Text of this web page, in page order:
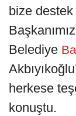
bize
Belediye
herkese
konuştu.